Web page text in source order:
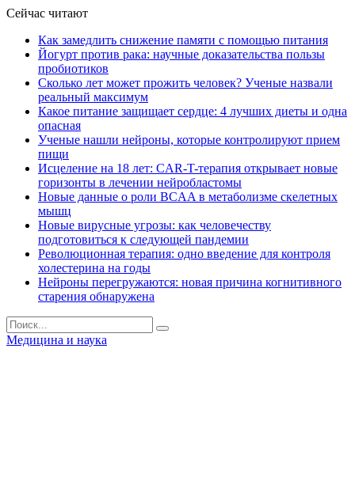
Сейчас читают
Как замедлить снижение памяти с помощью питания
Йогурт против рака: научные доказательства пользы
пробиотиков
Сколько лет может прожить человек? Ученые назвали
реальный максимум
Какое питание защищает сердце: 4 лучших диеты и одна
опасная
Ученые нашли нейроны, которые контролируют прием
пищи
Исцеление на 18 лет: CAR-T-терапия открывает новые
горизонты в лечении нейробластомы
Новые данные о роли BCAA в метаболизме скелетных
мышц
Новые вирусные угрозы: как человечеству
подготовиться к следующей пандемии
Революционная терапия: одно введение для контроля
холестерина на годы
Нейроны перегружаются: новая причина когнитивного
старения обнаружена
Медицина и наука